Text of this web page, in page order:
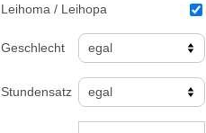
Leihoma / Leihopa
Geschlecht
Stundensatz